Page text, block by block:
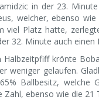
in der 23.
welcher, ebenso
viel Platz hatte,
32. Minute auch
Halbzeitpfiff krönte
weniger gelaufen.
Ballbesitz, welche
Zahl, ebenso wie die